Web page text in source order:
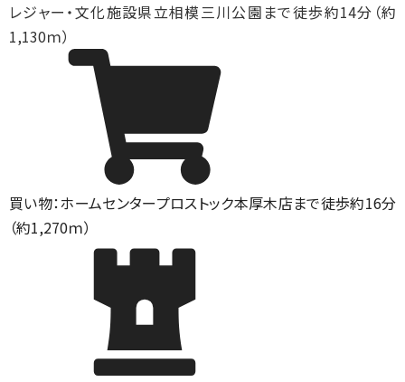
レジャー・文化施設県立相模三川公園まで徒歩約14分（約
1,130ｍ）
買い物：ホームセンタープロストック本厚木店まで徒歩約16分
（約1,270ｍ）